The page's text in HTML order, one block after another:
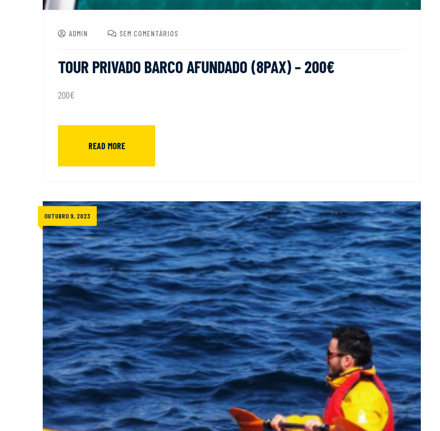
ADMIN SEM COMENTÁRIOS
TOUR PRIVADO BARCO AFUNDADO (8PAX) – 200€
200€
READ MORE
OUTUBRO 9, 2023